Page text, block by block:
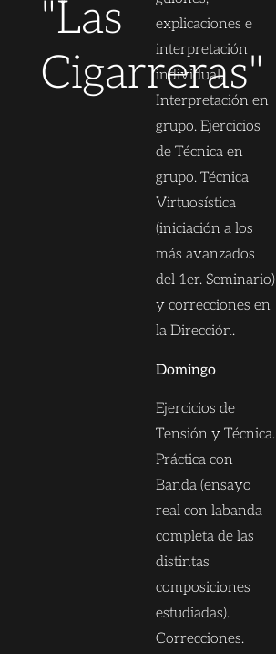
"Las
Cigarreras"
explicaciones e
interpretación
individual.
Interpretación en
grupo. Ejercicios
de Técnica en
grupo. Técnica
Virtuosística
(iniciación a los
más avanzados
del 1er. Seminario)
y correcciones en
la Dirección.
Domingo
Ejercicios de
Tensión y Técnica.
Práctica con
Banda (ensayo
real con labanda
completa de las
distintas
composiciones
estudiadas).
Correcciones.